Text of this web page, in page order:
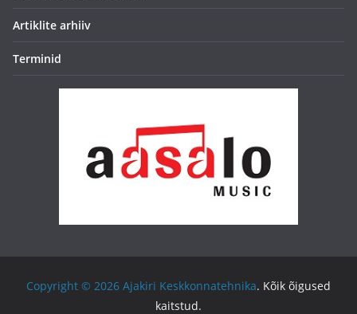
Artiklite arhiiv
Terminid
Copyright © 2026 Ajakiri Keskkonnatehnika. Kõik õigused
kaitstud.